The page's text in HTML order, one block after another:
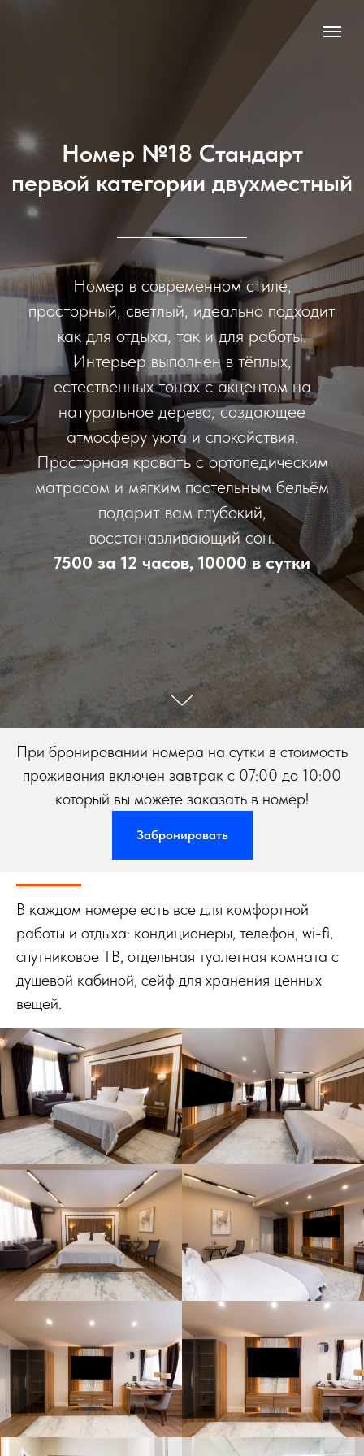
Номер №18 Стандарт
первой категории двухместный
Номер в современном стиле,
просторный, светлый, идеально подходит
как для отдыха, так и для работы.
Интерьер выполнен в тёплых,
естественных тонах с акцентом на
натуральное дерево, создающее
атмосферу уюта и спокойствия.
Просторная кровать с ортопедическим
матрасом и мягким постельным бельём
подарит вам глубокий,
восстанавливающий сон.
7500 за 12 часов, 10000 в сутки
При бронировании номера на сутки в стоимость
проживания включен завтрак с 07:00 до 10:00
который вы можете заказать в номер!
Забронировать
В каждом номере есть все для комфортной
работы и отдыха: кондиционеры, телефон, wi-fi,
спутниковое ТВ, отдельная туалетная комната с
душевой кабиной, сейф для хранения ценных
вещей.